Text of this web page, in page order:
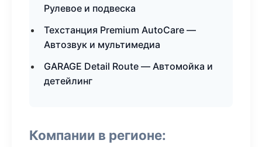
Рулевое и подвеска
Техстанция Premium AutoCare —
Автозвук и мультимедиа
GARAGE Detail Route — Автомойка и
детейлинг
Компании в регионе: